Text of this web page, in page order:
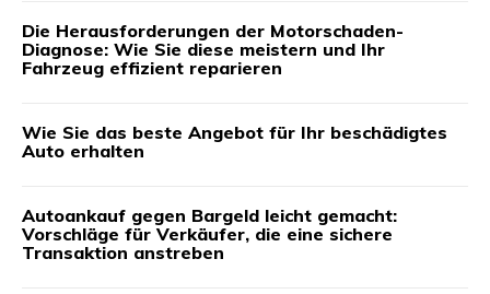
Die Herausforderungen der Motorschaden-
Diagnose: Wie Sie diese meistern und Ihr
Fahrzeug effizient reparieren
Wie Sie das beste Angebot für Ihr beschädigtes
Auto erhalten
Autoankauf gegen Bargeld leicht gemacht:
Vorschläge für Verkäufer, die eine sichere
Transaktion anstreben